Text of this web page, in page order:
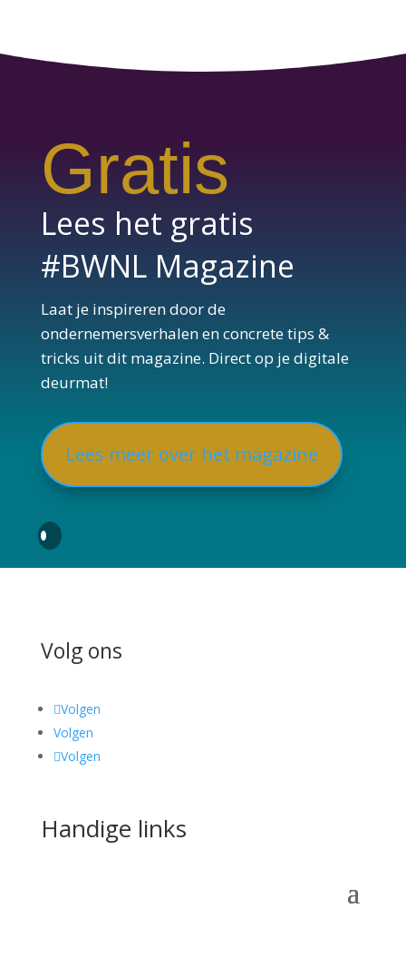
Gratis
Lees het gratis
#BWNL Magazine
Laat je inspireren door de
ondernemersverhalen en concrete tips &
tricks uit dit magazine. Direct op je digitale
deurmat!
Lees meer over het magazine
Volg ons
Volgen
Volgen
Volgen
Handige links